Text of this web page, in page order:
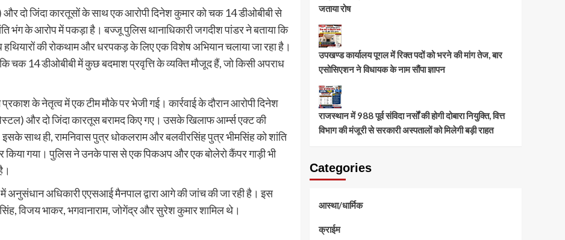
दो जिंदा कारतूसों के साथ एक आरोपी दिनेश कुमार को चक 14 डीओबीबी से
भंग के आरोप में पकड़ा है। बज्जू पुलिस थानाधिकारी जगदीश पांडर ने बताया कि
की रोकथाम और धरपकड़ के लिए एक विशेष अभियान चलाया जा रहा है।
चक 14 डीओबीबी में कुछ बदमाश प्रवृत्ति के व्यक्ति मौजूद हैं, जो किसी अपराध
के नेतृत्व में एक टीम मौके पर भेजी गई। कार्रवाई के दौरान आरोपी दिनेश
और दो जिंदा कारतूस बरामद किए गए। उसके खिलाफ आर्म्स एक्ट की
साथ ही, रामनिवास पुत्र धोकलराम और बलवीरसिंह पुत्र भीमसिंह को शांति
किया गया। पुलिस ने उनके पास से एक पिकअप और एक बोलेरो कैंपर गाड़ी भी
अधिकारी एएसआई मैनपाल द्वारा आगे की जांच की जा रही है। इस
विजय भाकर, भगवानाराम, जोगेंद्र और सुरेश कुमार शामिल थे।
जताया रोष
उपखण्ड कार्यालय पूगल में रिक्त पदों को भरने की मांग तेज, बार
एसोसिएशन ने विधायक के नाम सौंपा ज्ञापन
राजस्थान में 988 पूर्व संविदा नर्सों की होगी दोबारा नियुक्ति, वित्त
विभाग की मंजूरी से सरकारी अस्पतालों को मिलेगी बड़ी राहत
Categories
आस्था/धार्मिक
क्राईम